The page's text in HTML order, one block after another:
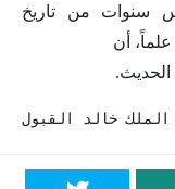
سنوات من تاريخ
أن
الحديث.
خالد القبول